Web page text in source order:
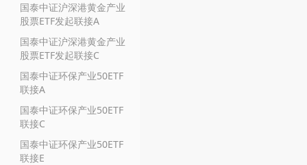
国泰中证沪深港黄金产业
股票ETF发起联接A
国泰中证沪深港黄金产业
股票ETF发起联接C
国泰中证环保产业50ETF
联接A
国泰中证环保产业50ETF
联接C
国泰中证环保产业50ETF
联接E